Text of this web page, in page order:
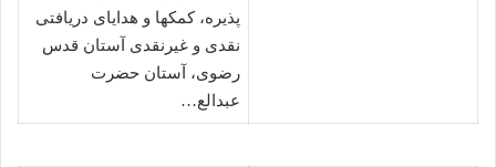
پذیره، کمکها و هدایای دریافتی
نقدی و غیرنقدی آستان قدس
رضوی، آستان حضرت
عبدالع…